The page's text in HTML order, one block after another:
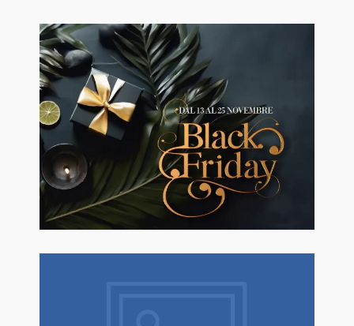
🖤BLACK FRIDAY dal 13 a l 25
Novembre sconti fino al 50% Su
Erboristeria ed Estetica.